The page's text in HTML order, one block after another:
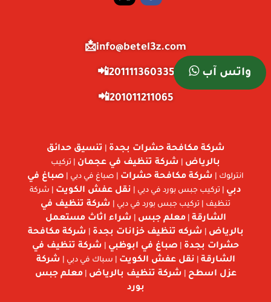
info@betel3z.com📩
201111360335📲
201011211065📲
واتس آب
شركة مكافحة حشرات بجدة
تنسيق حدائق
بالرياض
شركة تنظيف في عجمان | تركيب
انترلوك |
شركة مكافحة حشرات | صباغ في دبي | صباغ في
دبي | تركيب جبس بورد في دبي | نقل عفش الكويت | شركة
تنظيف | تركيب جبس بورد في دبي |
شركة تنظيف في
الشارقة |معلم جبس
شراء اثاث مستعمل
بالرياض
شركه تنظيف خزانات بجدة
شركة مكافحة
حشرات بجدة
صباغ في ابوظبي
شركة تنظيف في
الشارقة
نقل عفش الكويت | سباك في دبي |
شركة
عزل اسطح
شركة تنظيف بالرياض |معلم جبس
بورد